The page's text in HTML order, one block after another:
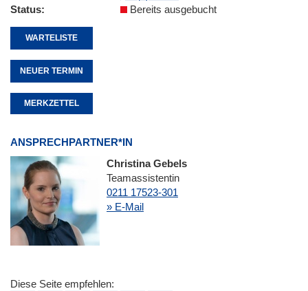
Status
Bereits ausgebucht
WARTELISTE
NEUER TERMIN
MERKZETTEL
ANSPRECHPARTNER*IN
Christina Gebels
Teamassistentin
0211 17523-301
» E-Mail
Diese Seite empfehlen: